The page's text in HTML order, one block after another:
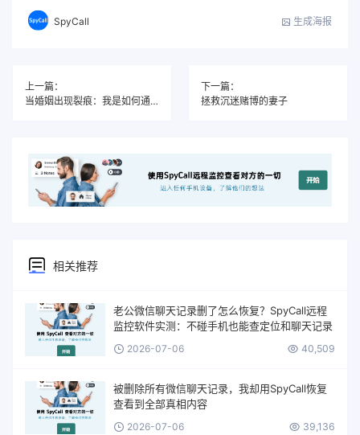
SpyCall 生成海报
上一篇：
当婚姻出现裂痕：我是如何通过手机监控软件找到真相的
下一篇：
拯救沉迷赌博的妻子
相关推荐
老公微信聊天记录删了怎么恢复？SpyCall远程
监控软件实测：不碰手机也能查定位和聊天记录
2026-07-06 40,509
被删除所有微信聊天记录，我却用SpyCall恢复
查看到全部真相内容
2026-07-06 39,136